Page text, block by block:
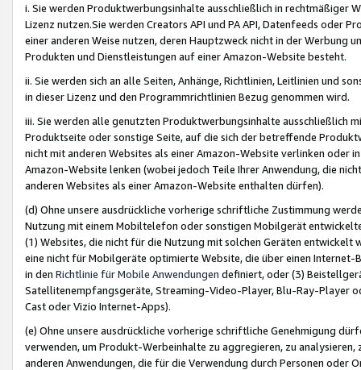
i. Sie werden Produktwerbungsinhalte ausschließlich in rechtmäßiger
Lizenz nutzen.Sie werden Creators API und PA API, Datenfeeds oder
einer anderen Weise nutzen, deren Hauptzweck nicht in der Werbung
Produkten und Dienstleistungen auf einer Amazon-Website besteht.
ii. Sie werden sich an alle Seiten, Anhänge, Richtlinien, Leitlinien und
in dieser Lizenz und den Programmrichtlinien Bezug genommen wird.
iii. Sie werden alle genutzten Produktwerbungsinhalte ausschließlich
Produktseite oder sonstige Seite, auf die sich der betreffende
nicht mit anderen Websites als einer Amazon-Website verlinken oder
Amazon-Website lenken (wobei jedoch Teile Ihrer Anwendung, die
anderen Websites als einer Amazon-Website enthalten dürfen).
(d) Ohne unsere ausdrückliche vorherige schriftliche Zustimmung
Nutzung mit einem Mobiltelefon oder sonstigen Mobilgerät
(1) Websites, die nicht für die Nutzung mit solchen Geräten
eine nicht für Mobilgeräte optimierte Website, die über einen
in den Richtlinie für Mobile Anwendungen definiert, oder (3)
Satellitenempfangsgeräte, Streaming-Video-Player, Blu-Ray-Player
Cast oder Vizio Internet-Apps).
(e) Ohne unsere ausdrückliche vorherige schriftliche Genehmigung
verwenden, um Produkt-Werbeinhalte zu aggregieren, zu
anderen Anwendungen, die für die Verwendung durch Personen